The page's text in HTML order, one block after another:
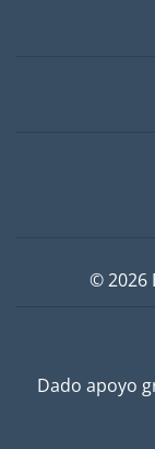
Dado apoyo
© 2026